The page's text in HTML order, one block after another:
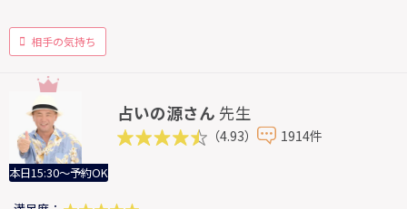
相手の気持ち
本日15:30～予約OK
占いの源さん 先生
（4.93） 1914件